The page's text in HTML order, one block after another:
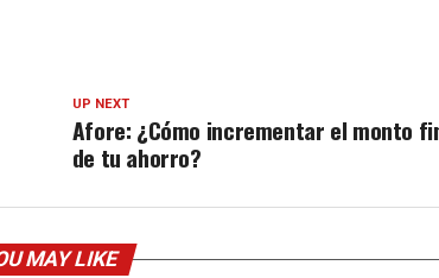
UP NEXT
Afore: ¿Cómo incrementar el monto
de tu ahorro?
MAY LIKE